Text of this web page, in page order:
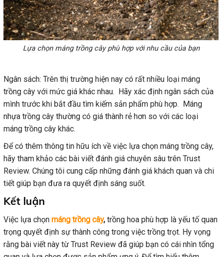
Lựa chọn máng trồng cây phù hợp với nhu cầu của bạn
Ngân sách: Trên thị trường hiện nay có rất nhiều loại máng
trồng cây với mức giá khác nhau. Hãy xác định ngân sách của
mình trước khi bắt đầu tìm kiếm sản phẩm phù hợp. Máng
nhựa trồng cây thường có giá thành rẻ hơn so với các loại
máng trồng cây khác.
Để có thêm thông tin hữu ích về việc lựa chọn máng trồng cây,
hãy tham khảo các bài viết đánh giá chuyên sâu trên Trust
Review. Chúng tôi cung cấp những đánh giá khách quan và chi
tiết giúp bạn đưa ra quyết định sáng suốt.
Kết luận
Việc lựa chọn máng trồng cây, trồng hoa phù hợp là yếu tố quan
trọng quyết định sự thành công trong việc trồng trọt. Hy vọng
rằng bài viết này từ Trust Review đã giúp bạn có cái nhìn tổng